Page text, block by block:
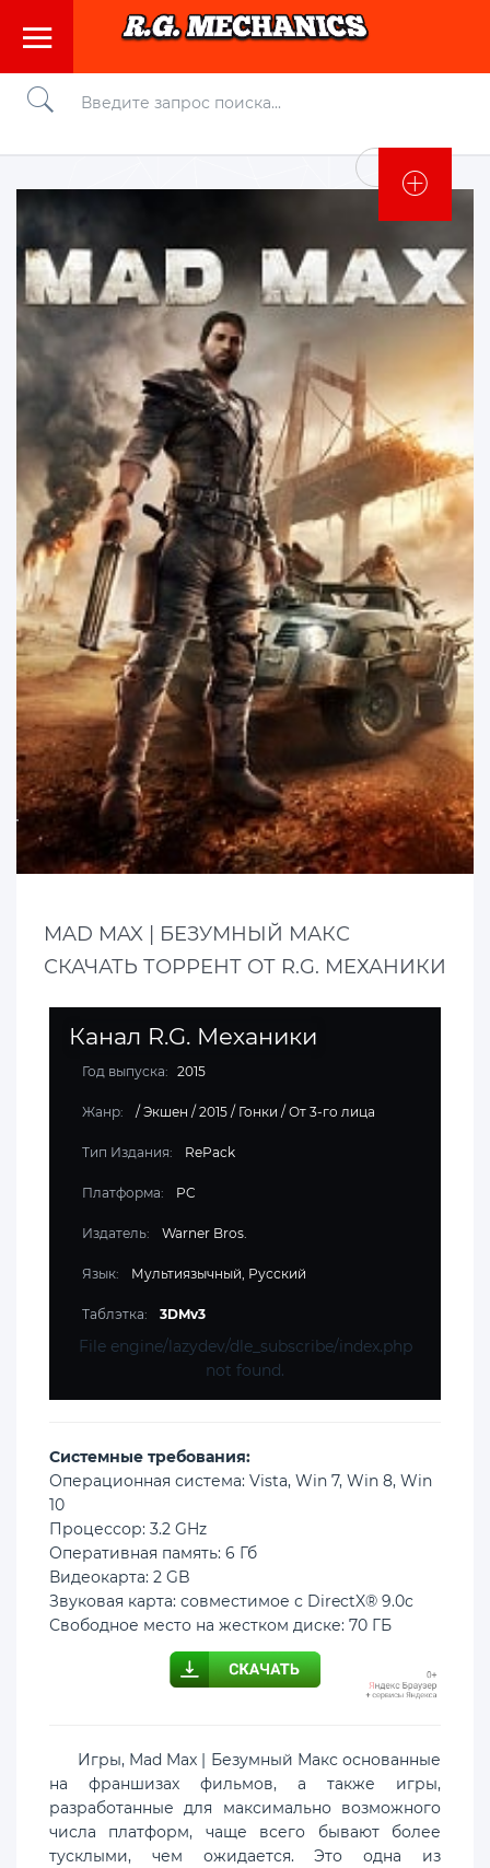
Войти
MAD MAX | БЕЗУМНЫЙ МАКС
СКАЧАТЬ ТОРРЕНТ ОТ R.G. МЕХАНИКИ
Канал R.G. Механики
Год выпуска: 2015
Жанр: / Экшен / 2015 / Гонки / От 3-го лица
Тип Издания: RePack
Платформа: PC
Издатель: Warner Bros.
Язык: Мультиязычный, Русский
Таблэтка: 3DMv3
File engine/lazydev/dle_subscribe/index.php
not found.
Cистемные требования:
Операционная система: Vista, Win 7, Win 8, Win
10
Процессор: 3.2 GHz
Оперативная память: 6 Гб
Видеокарта: 2 GB
Звуковая карта: совместимое с DirectX® 9.0с
Свободное место на жестком диске: 70 ГБ
Игры, Mad Max | Безумный Макс основанные
на франшизах фильмов, а также игры,
разработанные для максимально возможного
числа платформ, чаще всего бывают более
тусклыми, чем ожидается. Это одна из